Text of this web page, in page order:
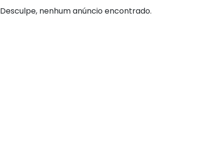
Desculpe, nenhum anúncio encontrado.